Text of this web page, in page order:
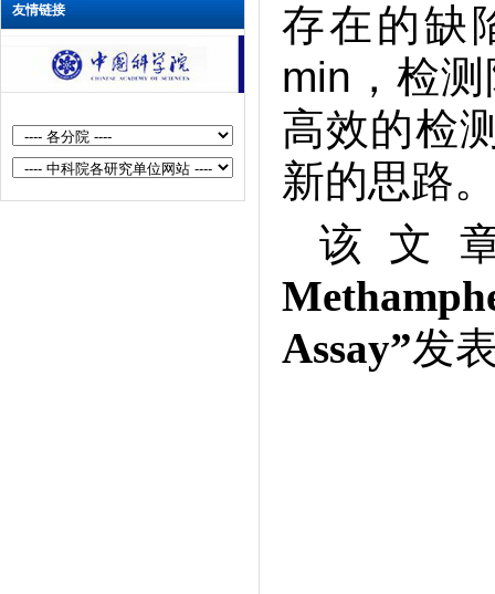
管生物传感器
鳟鱼类病毒性疫病检测中的应用前
景
友情链接
存在的缺
min，检
高效的检
新的思路
该文
Assay”发